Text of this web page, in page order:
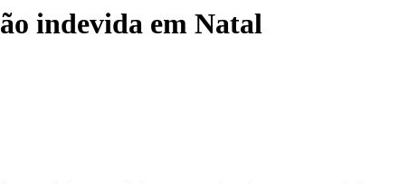
indevida em Natal